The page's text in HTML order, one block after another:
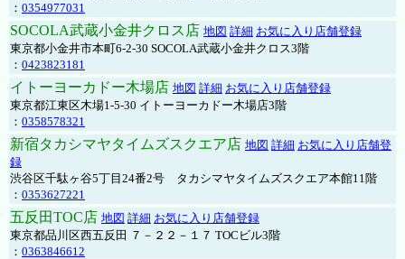
： 0354977031
SOCOLA武蔵小金井クロス店 地図 詳細 お気に入り店舗登録
東京都小金井市本町6-2-30 SOCOLA武蔵小金井クロス3階
： 0423823181
イトーヨーカドー木場店 地図 詳細 お気に入り店舗登録
東京都江東区木場1-5-30 イトーヨーカドー木場店3階
： 0358578321
新宿タカシマヤタイムズスクエア店 地図 詳細 お気に入り店舗登
録
渋谷区千駄ヶ谷5丁目24番2号 タカシマヤタイムズスクエア本館11階
： 0353627221
五反田TOC店 地図 詳細 お気に入り店舗登録
東京都品川区西五反田 ７－２２－１７ TOCビル3階
： 0363846612